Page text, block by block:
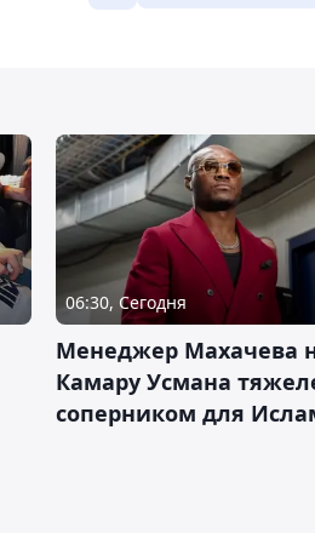
06:30, Сегодня
Менеджер Махачева
Камару Усмана
соперником для